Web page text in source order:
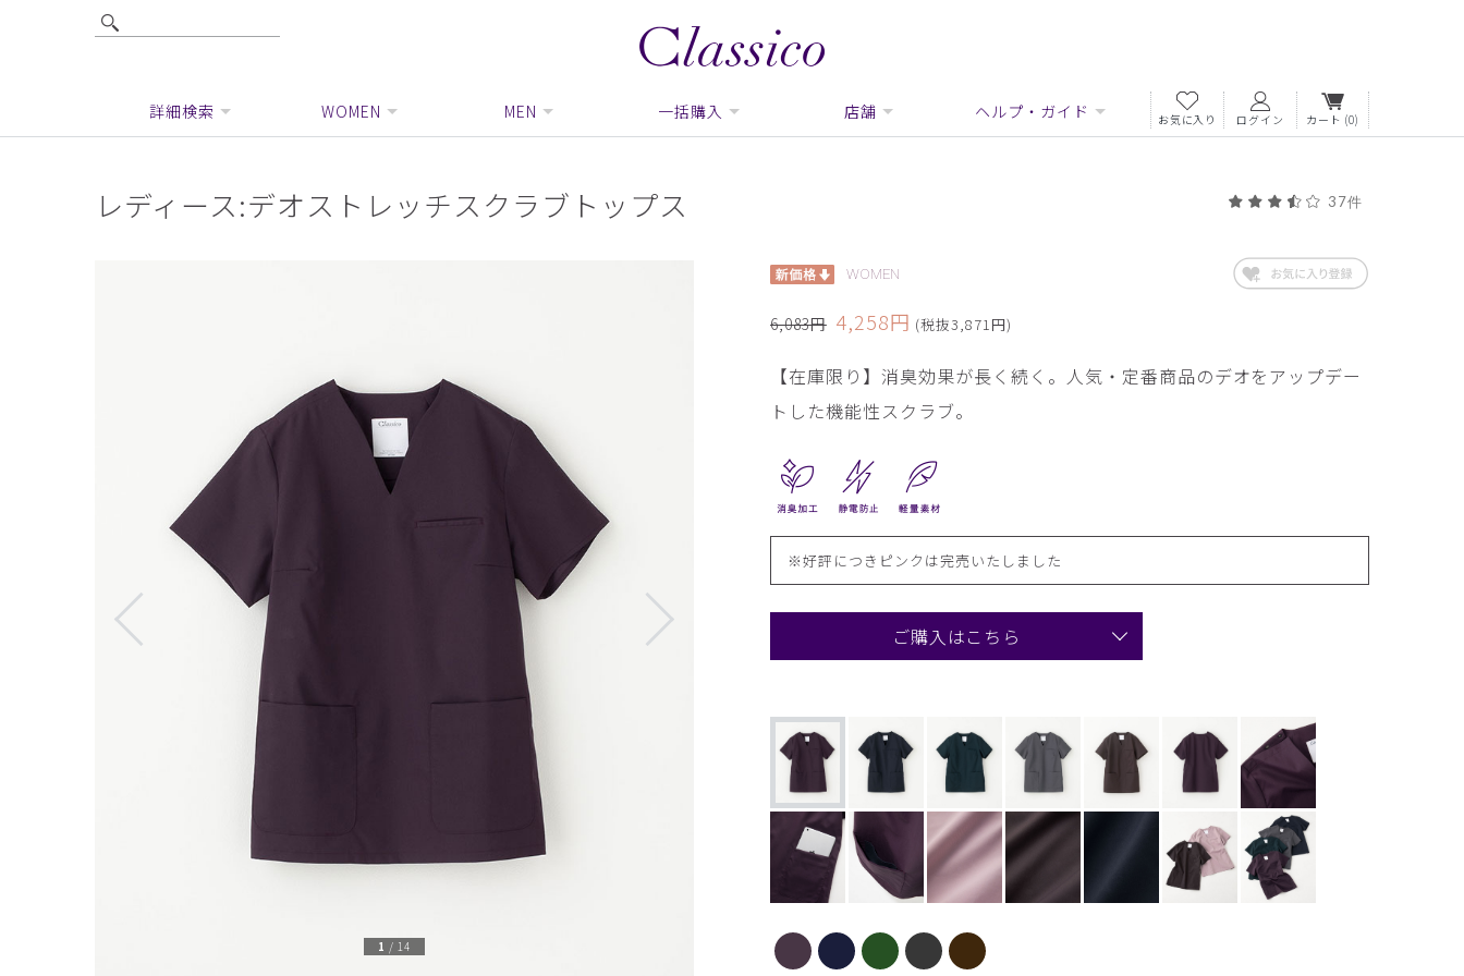
詳細検索 WOMEN MEN 一括購入 店舗 ヘルプ・ガイド お気に入り ログイン カート (0)
レディース:デオストレッチスクラブトップス 37件
1 / 14
WOMEN
6,083円 4,258円 (税抜3,871円)
【在庫限り】消臭効果が長く続く。人気・定番商品のデオをアップデー
トした機能性スクラブ。
※好評につきピンクは完売いたしました
ご購入はこちら